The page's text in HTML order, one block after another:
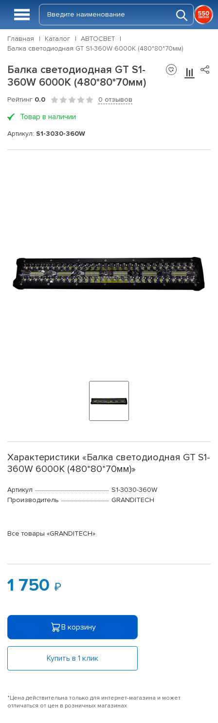
Главная Каталог
АВТОСВЕТ
Балка светодиодная GT S1-360W 6000K (480*80*70мм)
Балка светодиодная GT S1-
360W 6000K (480*80*70мм)
Рейтинг 0.0 0 отзывов
Товар в наличии
Артикул: S1-3030-360W
Характеристики «Балка светодиодная GT S1-
360W 6000K (480*80*70мм)»
Артикул
S1-3030-360W
Производитель
GRANDITECH
Все товары «GRANDITECH»
1 750
В корзину
Купить в 1 клик
*Цена действительна только для интернет-магазина и может
отличаться от цен в розничных магазинах